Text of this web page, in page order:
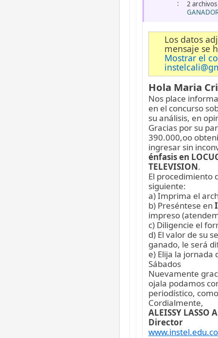
2
Los datos
mensaje se
Mostrar el
Hola Maria
Nos place
en el concurso
su análisis, en
Gracias por su
390.000,oo
ingresar sin
énfasis en
TELEVISION.
El procedimiento
siguiente:
a) Imprima el
b) Preséntese en
impreso
c) Diligencie el
d) El valor de su
ganado, le será
e) Elija la jornada
Sábados
Nuevamente
ojala podamos
periodístico,
Cordialmente,
ALEISSY LASSO
Director
www.instel.edu.co